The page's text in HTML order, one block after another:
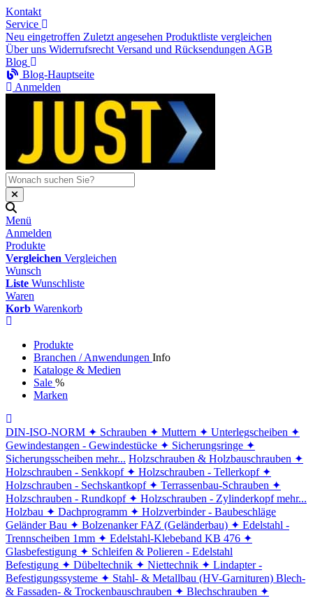
Kontakt
Service
Neu eingetroffen Zuletzt angesehen Produktliste vergleichen
Über uns Widerrufsrecht Versand und Rücksendungen AGB
Blog
Blog-Hauptseite
Anmelden
Menü
Anmelden
Produkte
Vergleichen Vergleichen
Wunsch
Liste Wunschliste
Waren
Korb Warenkorb
Produkte
Branchen / Anwendungen Info
Kataloge & Medien
Sale %
Marken
DIN-ISO-NORM ✦ Schrauben ✦ Muttern ✦ Unterlegscheiben ✦
Gewindestangen - Gewindestücke ✦ Sicherungsringe ✦
Sicherungsscheiben mehr... Holzschrauben & Holzbauschrauben ✦
Holzschrauben - Senkkopf ✦ Holzschrauben - Tellerkopf ✦
Holzschrauben - Sechskantkopf ✦ Terrassenbau-Schrauben ✦
Holzschrauben - Rundkopf ✦ Holzschrauben - Zylinderkopf mehr...
Holzbau ✦ Dachprogramm ✦ Holzverbinder - Baubeschläge
Geländer Bau ✦ Bolzenanker FAZ (Geländerbau) ✦ Edelstahl -
Trennscheiben 1mm ✦ Edelstahl-Klebeband KB 476 ✦
Glasbefestigung ✦ Schleifen & Polieren - Edelstahl
Befestigung ✦ Dübeltechnik ✦ Niettechnik ✦ Lindapter -
Befestigungssysteme ✦ Stahl- & Metallbau (HV-Garnituren) Blech-
& Fassaden- & Trockenbauschrauben ✦ Blechschrauben ✦